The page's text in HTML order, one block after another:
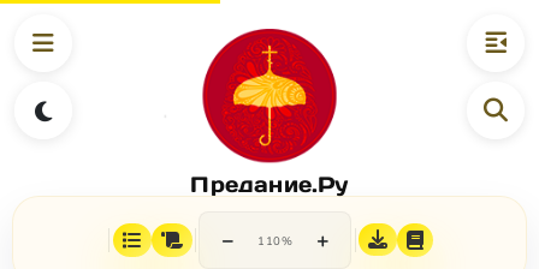
Предание.Ру
− 110% +